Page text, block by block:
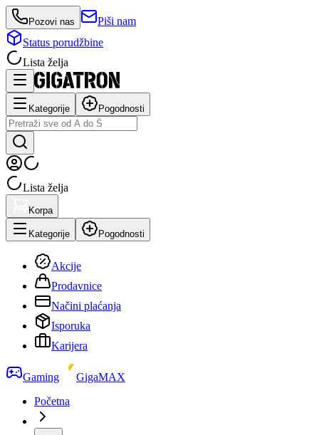
Pozovi nas
Piši nam
Status porudžbine
Lista želja
Kategorije Pogodnosti
Lista želja
Korpa
Kategorije Pogodnosti
Akcije
Prodavnice
Načini plaćanja
Isporuka
Karijera
Gaming
GigaMAX
Početna